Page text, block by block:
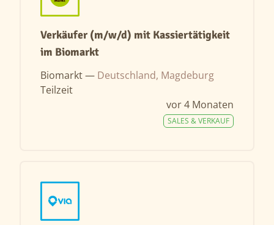
Verkäufer (m/w/d) mit Kassiertätigkeit
im Biomarkt
Biomarkt — Deutschland, Magdeburg
Teilzeit
vor 4 Monaten
SALES & VERKAUF